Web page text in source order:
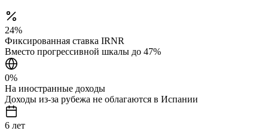
24%
Фиксированная ставка IRNR
Вместо прогрессивной шкалы до 47%
0%
На иностранные доходы
Доходы из-за рубежа не облагаются в Испании
6 лет